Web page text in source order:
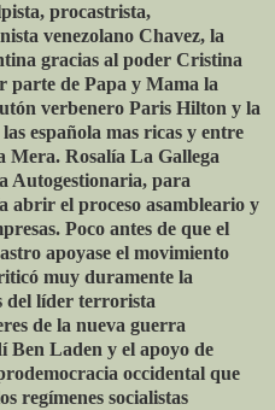
procastrista,
venezolano Chavez, la
gracias al poder Cristina
de Papa y Mama la
verbenero Paris Hilton y la
española mas ricas y entre
Mera. Rosalía La Gallega
Autogestionaria, para
abrir el proceso asambleario y
Poco antes de que el
apoyase el movimiento
muy duramente la
del líder terrorista
de la nueva guerra
Ben Laden y el apoyo de
occidental que
regímenes socialistas